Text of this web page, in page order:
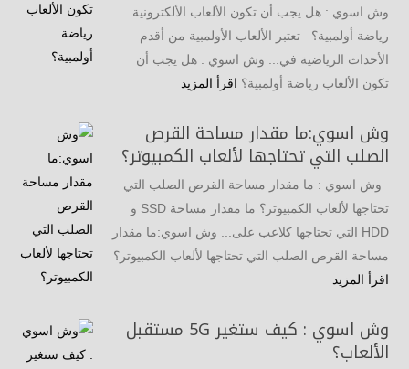
وش اسوي : هل يجب أن تكون الألعاب الألكترونية
رياضة أولمبية؟ تعتبر الألعاب الأولمبية من أقدم
الأحداث الرياضية في... وش اسوي : هل يجب أن
تكون الألعاب رياضة أولمبية؟ اقرأ المزيد
وش اسوي:ما مقدار مساحة القرص
الصلب التي تحتاجها لألعاب الكمبيوتر؟
وش اسوي : ما مقدار مساحة القرص الصلب التي
تحتاجها لألعاب الكمبيوتر؟ ما مقدار مساحة SSD و
HDD التي تحتاجها كلاعب على... وش اسوي:ما مقدار
مساحة القرص الصلب التي تحتاجها لألعاب الكمبيوتر؟
اقرأ المزيد
وش اسوي : كيف ستغير 5G مستقبل
الألعاب؟